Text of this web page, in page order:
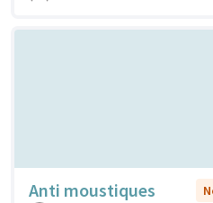
Anti moustiques